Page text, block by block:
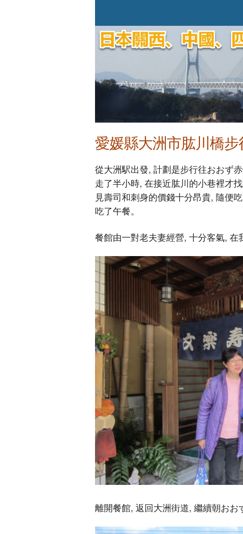
愛媛縣大洲市肱川橋
從大洲駅出發, 計劃是步行往おおず
走了半小時, 在接近肱川的小巷裡才
見壽司和刺身的價錢十分昂貴, 隨便
吃了午餐。
餐館由一對老夫妻經營, 十分客氣, 在
離開餐館, 返回大洲街道, 繼續朝おお